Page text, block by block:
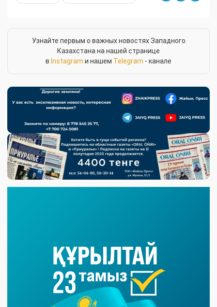
Узнайте первым о важных новостях Западного
Казахстана на нашей странице
в Instagram и нашем Telegram - канале